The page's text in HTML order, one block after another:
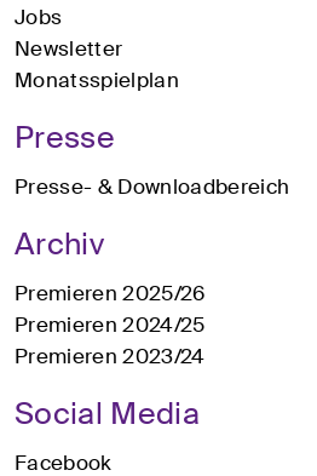
Jobs
Newsletter
Monatsspielplan
Presse
Presse- & Downloadbereich
Archiv
Premieren 2025/26
Premieren 2024/25
Premieren 2023/24
Social Media
Facebook